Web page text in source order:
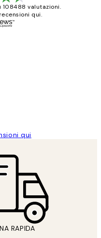
108488 valutazioni.
qui.
qui
RAPIDA